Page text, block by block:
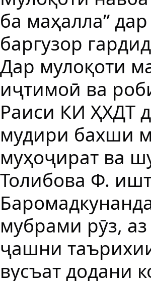
ба маҳалла”
баргузор
Дар мулоқоти
иҷтимоӣ ва
Раиси КИ ҲХДТ
мудири бахши
муҳоҷират ва
Толибова Ф.
мубрами рӯз,
ҷашни
вусъат додани